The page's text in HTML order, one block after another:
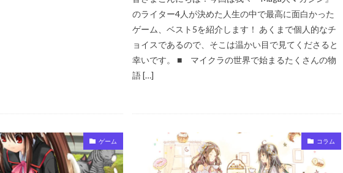
のライター4人が決めた人生の中で最高に面白かった
ゲーム、ベスト5を紹介します！ あくまで個人的なチ
ョイスであるので、そこは温かい目で見てくださると
幸いです。 ■ マイクラの世界で始まるたくさんの物
語 […]
ゲーム コラム